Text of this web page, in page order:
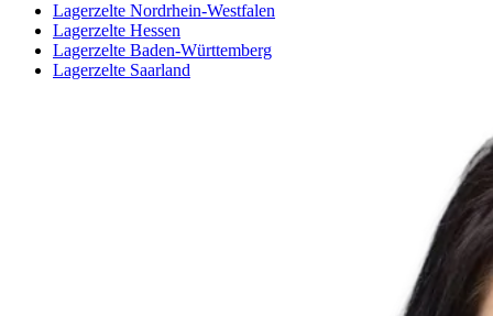
Lagerzelte Nordrhein-Westfalen
Lagerzelte Hessen
Lagerzelte Baden-Württemberg
Lagerzelte Saarland